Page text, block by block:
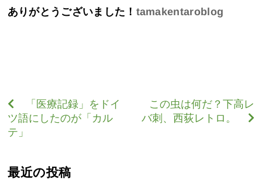
ありがとうございました！tamakentaroblog
「医療記録」をドイ
ツ語にしたのが「カル
テ」
この虫は何だ？下高レ
バ刺、西荻レトロ。
最近の投稿